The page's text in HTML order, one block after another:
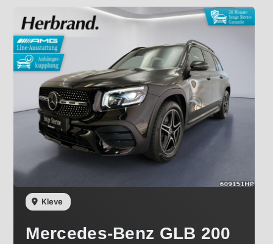
Kleve
Mercedes-Benz GLB 200